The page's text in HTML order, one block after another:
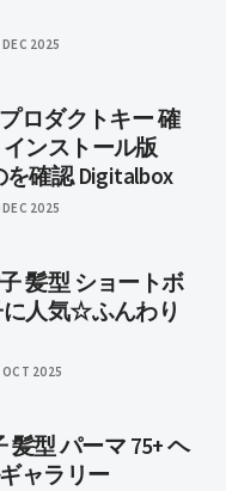
2025
ロダクトキー 確
ンストール版
確認 Digitalbox
2025
髪型 ショートボ
に人気☆ふんわり
OCT 2025
髪型 パーマ 75+ ヘ
ャラリー